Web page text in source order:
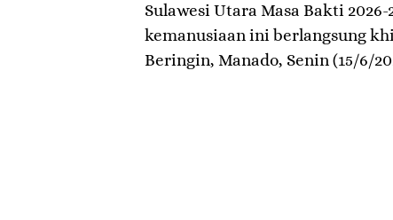
Sulawesi Utara Masa Bakti
kemanusiaan ini berlangsung
Beringin, Manado, Senin (15/6/